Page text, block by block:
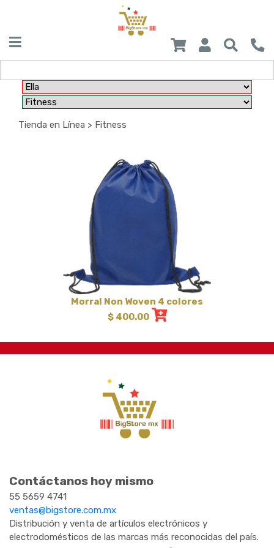
Tienda en Línea > Fitness
Morral Non Woven 4 colores
$ 400.00
Contáctanos hoy mismo
55 5659 4741
ventas@bigstore.com.mx
Distribución y venta de artículos electrónicos y
electrodomésticos de las marcas más reconocidas del país.